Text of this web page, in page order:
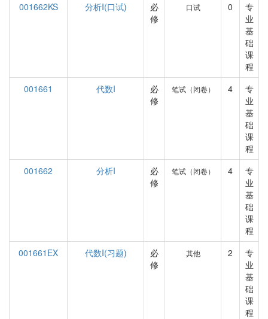
001662KS
分析I(口试)
必
修
口试 0
专
业
基
础
课
程
001661
代数I
必
修
笔试（闭卷） 4
专
业
基
础
课
程
001662
分析I
必
修
笔试（闭卷） 4
专
业
基
础
课
程
001661EX
代数I(习题)
必
修
其他 2
专
业
基
础
课
程